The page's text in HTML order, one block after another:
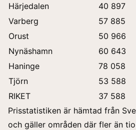
Härjedalen
40 897
Varberg
57 885
Orust
50 966
Nynäshamn
60 643
Haninge
78 058
Tjörn
53 588
RIKET
37 588
Prisstatistiken är hämtad från
och gäller områden där fler än